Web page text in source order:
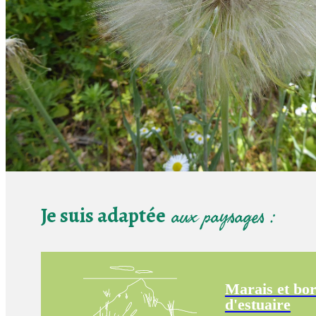
Je suis adaptée aux paysages :
Marais et
d'estuaire